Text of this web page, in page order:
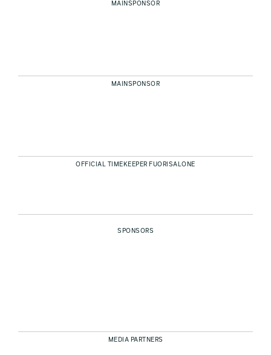
MAINSPONSOR
MAINSPONSOR
OFFICIAL TIMEKEEPER FUORISALONE
SPONSORS
MEDIA PARTNERS